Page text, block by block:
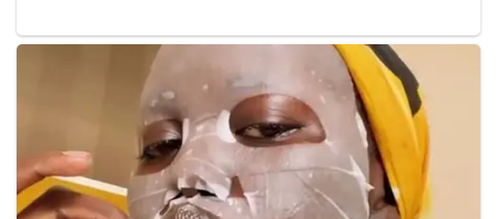
memperbesarkan isu tersebut dan memberi ruang kepada
kementeriannya untuk menyiasat perkara itu dengan rapi.
Sebuah akhbar berbahasa Inggeris pada 29 Julai lepas
melaporkan ketua jabatan terbabit menjadikan doktor
pelatih wanita sebagai sasaran dan mengugut akan
menggagalkan latihan perubatan mereka jika tidak